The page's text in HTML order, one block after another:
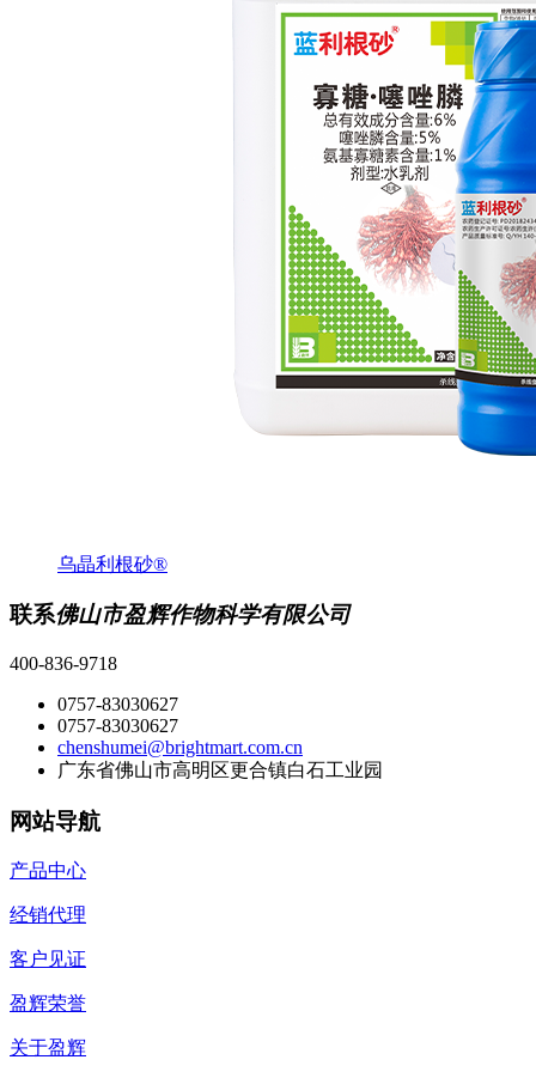
乌晶利根砂®
联系佛山市盈辉作物科学有限公司
400-836-9718
0757-83030627
0757-83030627
chenshumei@brightmart.com.cn
广东省佛山市高明区更合镇白石工业园
网站导航
产品中心
经销代理
客户见证
盈辉荣誉
关于盈辉